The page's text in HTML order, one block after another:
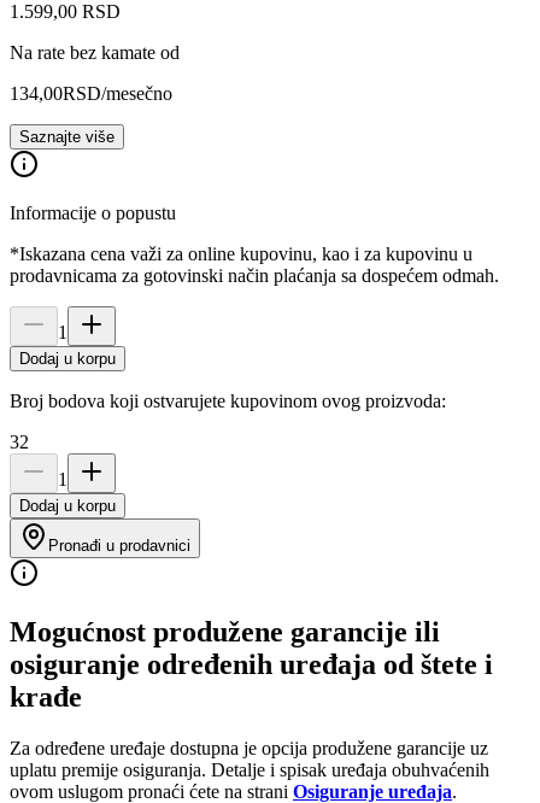
1.599,00 RSD
Na rate bez kamate od
134,00RSD/mesečno
Saznajte više
Informacije o popustu
*Iskazana cena važi za online kupovinu, kao i za kupovinu u
prodavnicama za gotovinski način plaćanja sa dospećem odmah.
1
Dodaj u korpu
Broj bodova koji ostvarujete kupovinom ovog proizvoda:
32
1
Dodaj u korpu
Pronađi u prodavnici
Mogućnost produžene garancije ili
osiguranje određenih uređaja od štete i
krađe
Za određene uređaje dostupna je opcija produžene garancije uz
uplatu premije osiguranja. Detalje i spisak uređaja obuhvaćenih
ovom uslugom pronaći ćete na strani Osiguranje uređaja.